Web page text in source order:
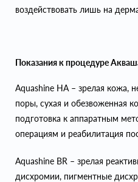
воздействовать лишь на
Показания к процедуре
Aquashine HA – зрелая кожа,
поры, сухая и обезвоженная
подготовка к аппаратным
операциям и реабилитация
Aquashine BR – зрелая
дисхромии, пигментные